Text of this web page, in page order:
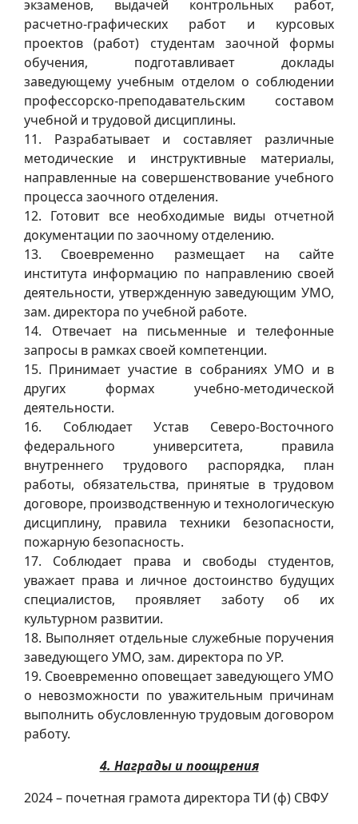
экзаменов, выдачей контрольных работ,
расчетно-графических работ и курсовых
проектов (работ) студентам заочной формы
обучения, подготавливает доклады
заведующему учебным отделом о соблюдении
профессорско-преподавательским составом
учебной и трудовой дисциплины.
11. Разрабатывает и составляет различные
методические и инструктивные материалы,
направленные на совершенствование учебного
процесса заочного отделения.
12. Готовит все необходимые виды отчетной
документации по заочному отделению.
13. Своевременно размещает на сайте
института информацию по направлению своей
деятельности, утвержденную заведующим УМО,
зам. директора по учебной работе.
14. Отвечает на письменные и телефонные
запросы в рамках своей компетенции.
15. Принимает участие в собраниях УМО и в
других формах учебно-методической
деятельности.
16. Соблюдает Устав Северо-Восточного
федерального университета, правила
внутреннего трудового распорядка, план
работы, обязательства, принятые в трудовом
договоре, производственную и технологическую
дисциплину, правила техники безопасности,
пожарную безопасность.
17. Соблюдает права и свободы студентов,
уважает права и личное достоинство будущих
специалистов, проявляет заботу об их
культурном развитии.
18. Выполняет отдельные служебные поручения
заведующего УМО, зам. директора по УР.
19. Своевременно оповещает заведующего УМО
о невозможности по уважительным причинам
выполнить обусловленную трудовым договором
работу.
4. Награды и поощрения
2024 – почетная грамота директора ТИ (ф) СВФУ